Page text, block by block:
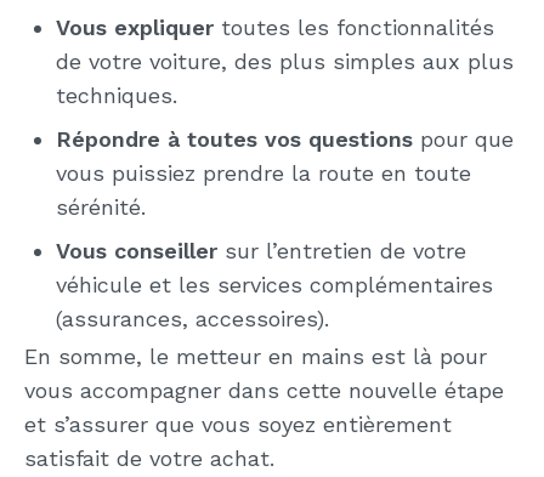
Vous expliquer toutes les fonctionnalités
de votre voiture, des plus simples aux plus
techniques.
Répondre à toutes vos questions pour que
vous puissiez prendre la route en toute
sérénité.
Vous conseiller sur l’entretien de votre
véhicule et les services complémentaires
(assurances, accessoires).
En somme, le metteur en mains est là pour
vous accompagner dans cette nouvelle étape
et s’assurer que vous soyez entièrement
satisfait de votre achat.